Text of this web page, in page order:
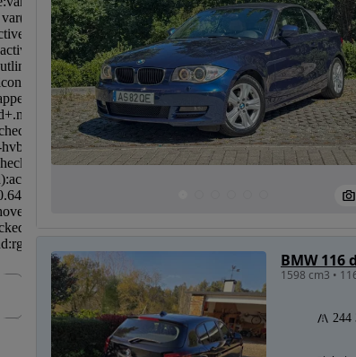
BMW 116
1598 cm3 •
244